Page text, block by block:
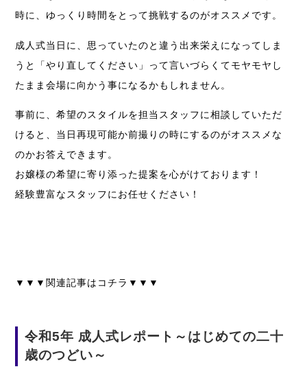
時に、ゆっくり時間をとって挑戦するのがオススメです。
成人式当日に、思っていたのと違う出来栄えになってしま
うと「やり直してください」って言いづらくてモヤモヤし
たまま会場に向かう事になるかもしれません。
事前に、希望のスタイルを担当スタッフに相談していただ
けると、当日再現可能か前撮りの時にするのがオススメな
のかお答えできます。
お嬢様の希望に寄り添った提案を心がけております！
経験豊富なスタッフにお任せください！
▼▼▼関連記事はコチラ▼▼▼
令和5年 成人式レポート～はじめての二十
歳のつどい～